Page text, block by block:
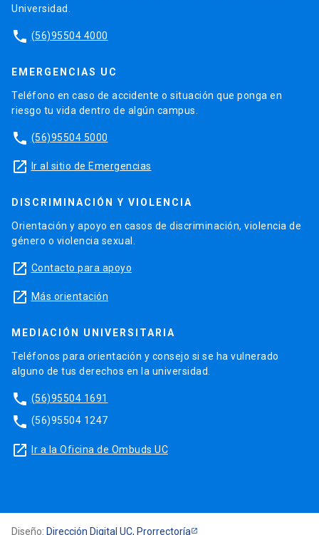
Universidad.
phone (56)95504 4000
EMERGENCIAS UC
Teléfono en caso de accidente o situación que ponga en
riesgo tu vida dentro de algún campus.
phone (56)95504 5000
launch Ir al sitio de Emergencias
DISCRIMINACIÓN Y VIOLENCIA
Orientación y apoyo en casos de discriminación, violencia de
género o violencia sexual.
launch Contacto para apoyo
launch Más orientación
MEDIACIÓN UNIVERSITARIA
Teléfonos para orientación y consejo si se ha vulnerado
alguno de tus derechos en la universidad.
phone (56)95504 1691
phone (56)95504 1247
launch Ir a la Oficina de Ombuds UC
Diseño: Dirección Digital UC, Prorrectoría